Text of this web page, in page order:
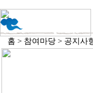
홈 > 참여마당 > 공지사